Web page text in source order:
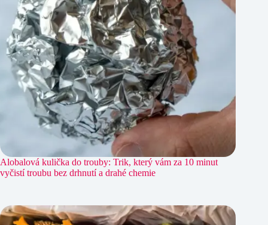
Alobalová kulička do trouby: Trik, který vám za 10 minut
vyčistí troubu bez drhnutí a drahé chemie